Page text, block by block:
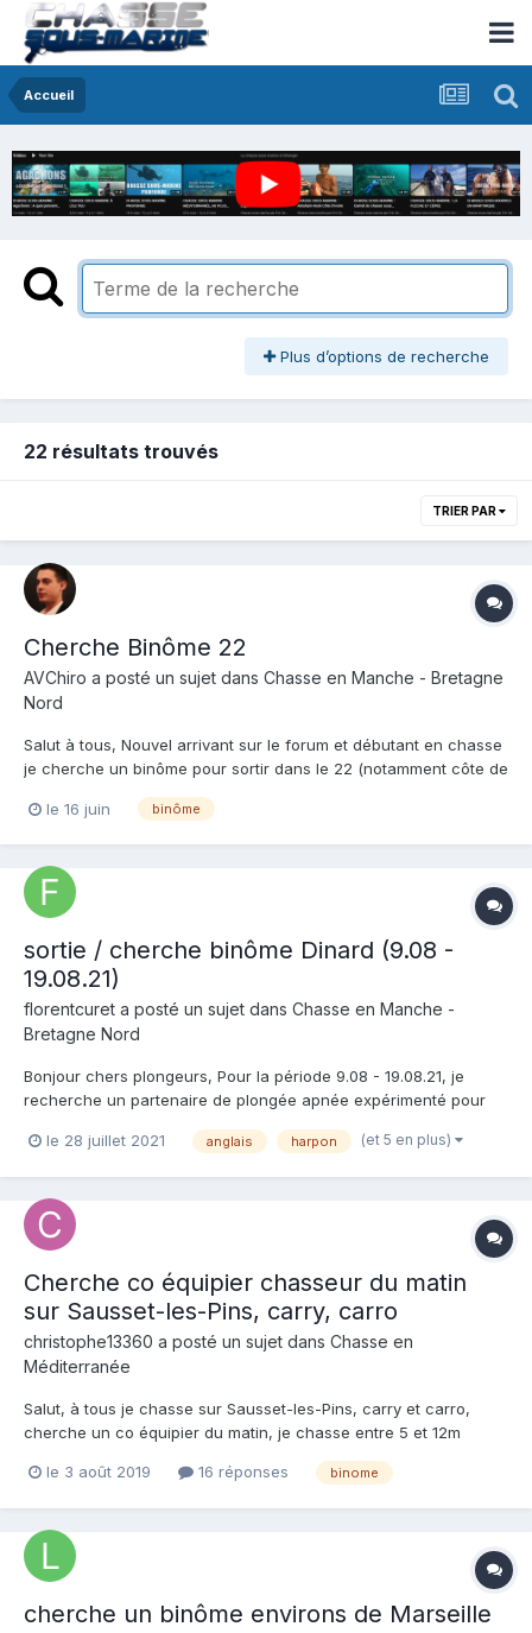
Accueil
Plus d’options de recherche
22 résultats trouvés
TRIER PAR
Cherche Binôme 22
AVChiro a posté un sujet dans Chasse en Manche - Bretagne
Nord
Salut à tous, Nouvel arrivant sur le forum et débutant en chasse
je cherche un binôme pour sortir dans le 22 (notamment côte de
d'apprendre et de progresser. Aussi preneur de conseils quand
le 16 juin binôme
sortie / cherche binôme Dinard (9.08 -
19.08.21)
florentcuret a posté un sujet dans Chasse en Manche -
Bretagne Nord
Bonjour chers plongeurs, Pour la période 9.08 - 19.08.21, je
recherche un partenaire de plongée apnée expérimenté pour
m'appelle André, j'ai 33 ans, je suis Allemand, parle anglais et
le 28 juillet 2021 anglais harpon (et 5 en plus)
Cherche co équipier chasseur du matin
sur Sausset-les-Pins, carry, carro
christophe13360 a posté un sujet dans Chasse en
Méditerranée
Salut, à tous je chasse sur Sausset-les-Pins, carry et carro,
cherche un co équipier du matin, je chasse entre 5 et 12m
le 3 août 2019
16 réponses binome
cherche un binôme environs de Marseille